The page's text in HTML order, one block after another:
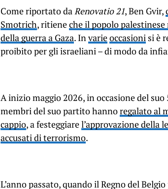
Come riportato daRenovatio 21, Ben Gvir,
Smotrich, ritieneche il popolo palestinese
della guerra a Gaza. Invarieoccasioni si è
proibito per gli israeliani – di modo da
A inizio maggio 2026, in occasione del
membri del suo partito hannoregalato al
cappio, a festeggiarel’approvazione della
accusati di terrorismo.
L’anno passato, quando il Regno del